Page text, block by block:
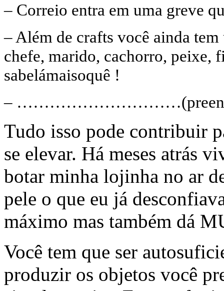
– Correio entra em uma greve
– Além de crafts você ainda
chefe, marido, cachorro, peixe,
sabelámaisoquê !
– …………………………(preencha
Tudo isso pode contribuir
se elevar. Há meses atrás
botar minha lojinha no ar
pele o que eu já
máximo mas também dá
Você tem que ser
produzir os objetos você